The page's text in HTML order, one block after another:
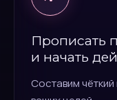
Прописать
и начать
Составим